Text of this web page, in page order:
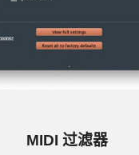
MIDI 过滤器